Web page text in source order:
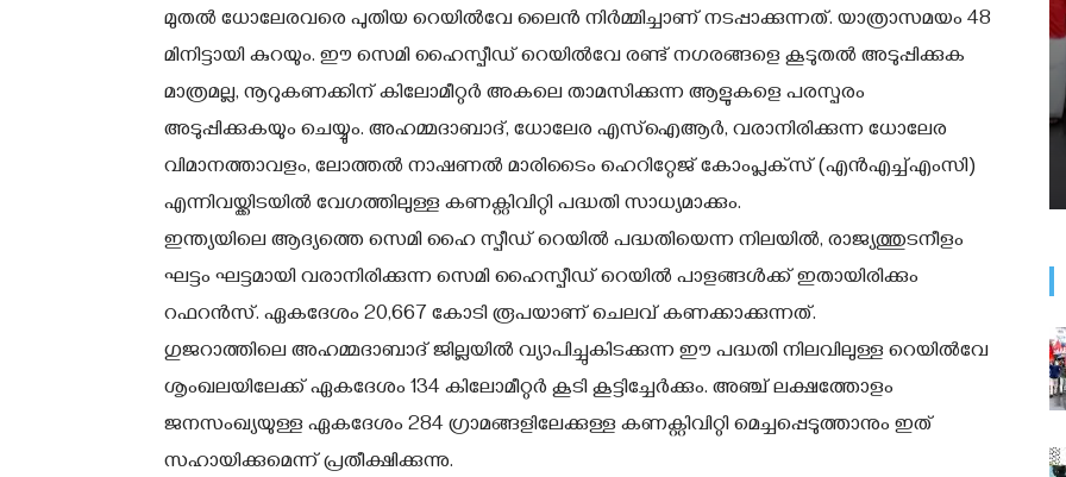
മുതല്‍ ധോലേരവരെ പുതിയ റെയില്‍വേ ലൈന്‍ നിര്‍മ്മിച്ചാണ് നടപ്പാക്കുന്നത്. യാത്രാസമയം 48
മിനിട്ടായി കുറയും. ഈ സെമി ഹൈസ്പീഡ് റെയില്‍വേ രണ്ട് നഗരങ്ങളെ കൂടുതല്‍ അടുപ്പിക്കുക
മാത്രമല്ല, നൂറുകണക്കിന് കിലോമീറ്റര്‍ അകലെ താമസിക്കുന്ന ആളുകളെ പരസ്പരം
അടുപ്പിക്കുകയും ചെയ്യും. അഹമ്മദാബാദ്, ധോലേര എസ്‌ഐആര്‍, വരാനിരിക്കുന്ന ധോലേര
വിമാനത്താവളം, ലോത്തല്‍ നാഷണല്‍ മാരിടൈം ഹെറിറ്റേജ് കോംപ്ലക്‌സ് (എന്‍എച്ച്എംസി)
എന്നിവയ്ക്കിടയില്‍ വേഗത്തിലുള്ള കണക്റ്റിവിറ്റി പദ്ധതി സാധ്യമാക്കും.
ഇന്ത്യയിലെ ആദ്യത്തെ സെമി ഹൈ സ്പീഡ് റെയില്‍ പദ്ധതിയെന്ന നിലയില്‍, രാജ്യത്തുടനീളം
ഘട്ടം ഘട്ടമായി വരാനിരിക്കുന്ന സെമി ഹൈസ്പീഡ് റെയില്‍ പാളങ്ങള്‍ക്ക് ഇതായിരിക്കും
റഫറന്‍സ്. ഏകദേശം 20,667 കോടി രൂപയാണ് ചെലവ് കണക്കാക്കുന്നത്.
ഗുജറാത്തിലെ അഹമ്മദാബാദ് ജില്ലയില്‍ വ്യാപിച്ചുകിടക്കുന്ന ഈ പദ്ധതി നിലവിലുള്ള റെയില്‍വേ
ശൃംഖലയിലേക്ക് ഏകദേശം 134 കിലോമീറ്റര്‍ കൂടി കൂട്ടിച്ചേര്‍ക്കും. അഞ്ച് ലക്ഷത്തോളം
ജനസംഖ്യയുള്ള ഏകദേശം 284 ഗ്രാമങ്ങളിലേക്കുള്ള കണക്റ്റിവിറ്റി മെച്ചപ്പെടുത്താനും ഇത്
സഹായിക്കുമെന്ന് പ്രതീക്ഷിക്കുന്നു.